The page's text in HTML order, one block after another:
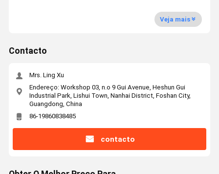
Veja mais
Contacto
Mrs. Ling Xu
Endereço: Workshop 03, n.o 9 Gui Avenue, Heshun Gui
Industrial Park, Lishui Town, Nanhai District, Foshan City,
Guangdong, China
86-19860838485
contacto